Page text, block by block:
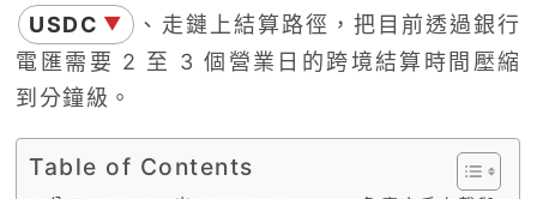
USDC ▼
、走鏈上結算路徑，把目前透過銀行
電匯需要 2 至 3 個營業日的跨境結算時間壓縮
到分鐘級。
Table of Contents